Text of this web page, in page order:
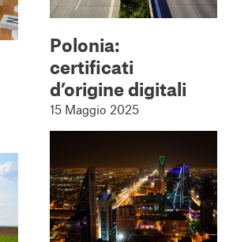
Polonia:
certificati
d’origine digitali
15 Maggio 2025